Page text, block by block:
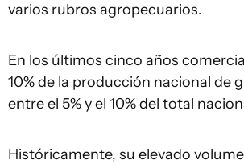
varios rubros agropecuarios.
En los últimos cinco años
10% de la producción nacional de
entre el 5% y el 10% del total
Históricamente, su elevado